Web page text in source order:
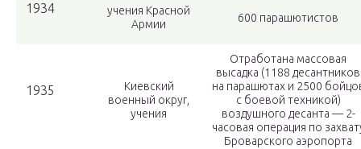
1934
учения Красной
Армии
600 парашютистов
1935
Киевский
военный округ,
учения
Отработана массовая
высадка (1188 десантников
на парашютах и 2500
с боевой техникой)
воздушного десанта — 2-
часовая операция по
Броварского аэропорта